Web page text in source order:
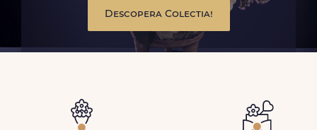
Descopera Colectia!